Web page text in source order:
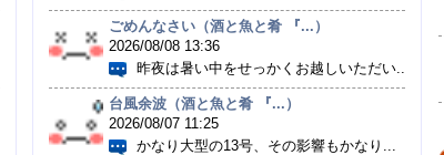
ごめんなさい（酒と魚と肴 『...）
2026/08/08 13:36
昨夜は暑い中をせっかくお越しいただい...
台風余波（酒と魚と肴 『...）
2026/08/07 11:25
かなり大型の13号、その影響もかなり...